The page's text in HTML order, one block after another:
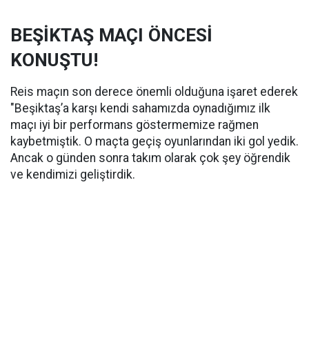
BEŞİKTAŞ MAÇI ÖNCESİ
KONUŞTU!
Reis maçın son derece önemli olduğuna işaret ederek
"Beşiktaş’a karşı kendi sahamızda oynadığımız ilk
maçı iyi bir performans göstermemize rağmen
kaybetmiştik. O maçta geçiş oyunlarından iki gol yedik.
Ancak o günden sonra takım olarak çok şey öğrendik
ve kendimizi geliştirdik.